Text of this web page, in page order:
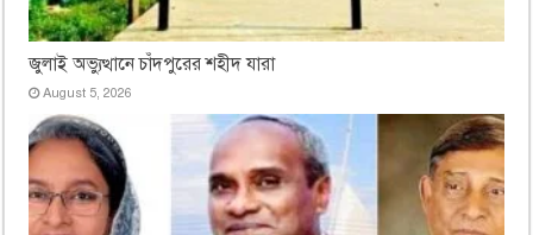
জুলাই অভ্যুত্থানে চাঁদপুরের শহীদ যারা
August 5, 2026